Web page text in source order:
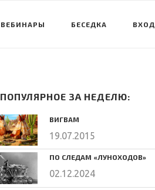
ВЕБИНАРЫ БЕСЕДКА ВХОД
ПОПУЛЯРНОЕ ЗА НЕДЕЛЮ:
ВИГВАМ
19.07.2015
ПО СЛЕДАМ «ЛУНОХОДОВ»
02.12.2024